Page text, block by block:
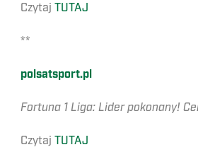
Czytaj TUTAJ
**
polsatsport.pl
Fortuna 1 Liga: Lider pokonany!
Czytaj TUTAJ